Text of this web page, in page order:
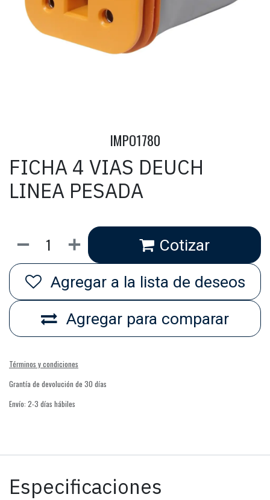
IMPO1780
FICHA 4 VIAS DEUCH
LINEA PESADA
Cotizar
Agregar para comparar
Agregar a la lista de deseos
Términos y condiciones
Grantía de devolución de 30 días
Envío: 2-3 días hábiles
Especificaciones